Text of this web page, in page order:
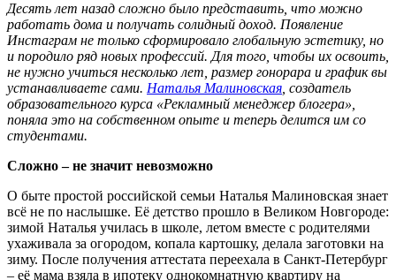
Десять лет назад сложно было представить, что можно
работать дома и получать солидный доход. Появление
Инстаграм не только сформировало глобальную эстетику, но
и породило ряд новых профессий. Для того, чтобы их освоить,
не нужно учиться несколько лет, размер гонорара и график вы
устанавливаете сами. Наталья Малиновская, создатель
образовательного курса «Рекламный менеджер блогера»,
поняла это на собственном опыте и теперь делится им со
студентами.
Сложно – не значит невозможно
О быте простой российской семьи Наталья Малиновская знает
всё не по наслышке. Её детство прошло в Великом Новгороде:
зимой Наталья училась в школе, летом вместе с родителями
ухаживала за огородом, копала картошку, делала заготовки на
зиму. После получения аттестата переехала в Санкт-Петербург
– её мама взяла в ипотеку однокомнатную квартиру на